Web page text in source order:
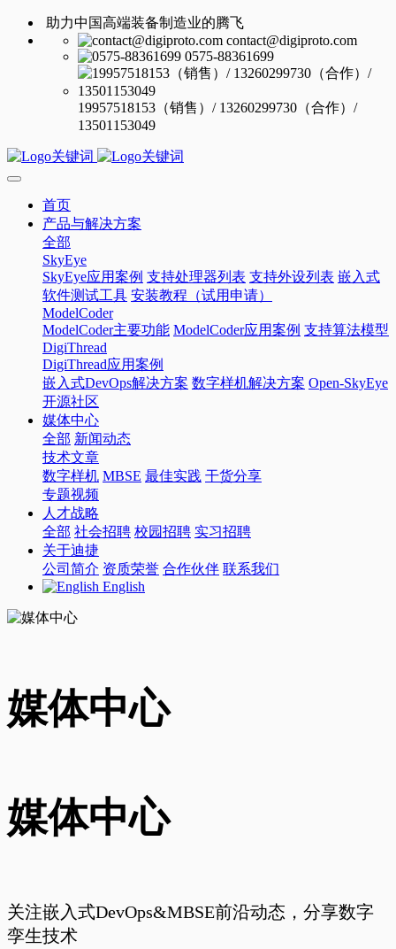
助力中国高端装备制造业的腾飞
contact@digiproto.com
0575-88361699
19957518153（销售）/ 13260299730（合作）/
13501153049
首页
产品与解决方案
全部
SkyEye
SkyEye应用案例 支持处理器列表 支持外设列表 嵌入式
软件测试工具 安装教程（试用申请）
ModelCoder
ModelCoder主要功能 ModelCoder应用案例 支持算法模型
DigiThread
DigiThread应用案例
嵌入式DevOps解决方案 数字样机解决方案 Open-SkyEye
开源社区
媒体中心
全部 新闻动态
技术文章
数字样机 MBSE 最佳实践 干货分享
专题视频
人才战略
全部 社会招聘 校园招聘 实习招聘
关于迪捷
公司简介 资质荣誉 合作伙伴 联系我们
English
媒体中心
媒体中心
关注嵌入式DevOps&MBSE前沿动态，分享数字
孪生技术